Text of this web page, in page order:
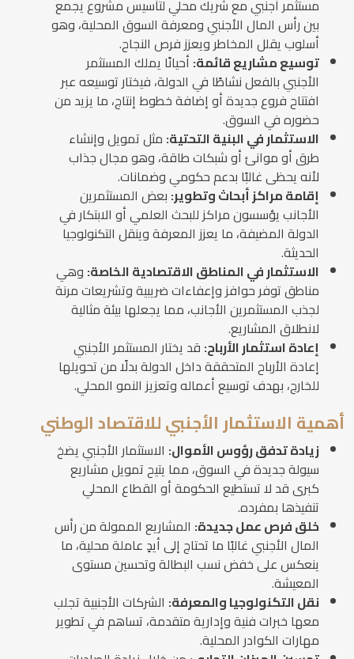
مستثمر أجنبي مع شريك محلي لتأسيس مشروع يجمع
بين رأس المال الأجنبي ومعرفة السوق المحلية، وهو
أسلوب يقلل المخاطر ويعزز فرص النجاح.
توسيع مشاريع قائمة: أحيانًا يملك المستثمر
الأجنبي بالفعل نشاطًا في الدولة، فيختار توسيعه عبر
افتتاح فروع جديدة أو إضافة خطوط إنتاج، ما يزيد من
حضوره في السوق.
الاستثمار في البنية التحتية: مثل تمويل وإنشاء
طرق أو موانئ أو شبكات طاقة، وهو مجال جذاب
لأنه يحظى غالبًا بدعم حكومي وضمانات.
إقامة مراكز أبحاث وتطوير: بعض المستثمرين
الأجانب يؤسسون مراكز للبحث العلمي أو الابتكار في
الدولة المضيفة، ما يعزز المعرفة وينقل التكنولوجيا
الحديثة.
الاستثمار في المناطق الاقتصادية الخاصة: وهي
مناطق توفر حوافز وإعفاءات ضريبية وتشريعات مرنة
لجذب المستثمرين الأجانب، مما يجعلها بيئة مثالية
لانطلاق المشاريع.
إعادة استثمار الأرباح: قد يختار المستثمر الأجنبي
إعادة الأرباح المتحققة داخل الدولة بدلًا من تحويلها
للخارج، بهدف توسيع أعماله وتعزيز النمو المحلي.
أهمية الاستثمار الأجنبي للاقتصاد الوطني
زيادة تدفق رؤوس الأموال: الاستثمار الأجنبي يضخ
سيولة جديدة في السوق، مما يتيح تمويل مشاريع
كبرى قد لا تستطيع الحكومة أو القطاع المحلي
تنفيذها بمفرده.
خلق فرص عمل جديدة: المشاريع الممولة من رأس
المال الأجنبي غالبًا ما تحتاج إلى أيدٍ عاملة محلية، ما
ينعكس على خفض نسب البطالة وتحسين مستوى
المعيشة.
نقل التكنولوجيا والمعرفة: الشركات الأجنبية تجلب
معها خبرات فنية وإدارية متقدمة، تساهم في تطوير
مهارات الكوادر المحلية.